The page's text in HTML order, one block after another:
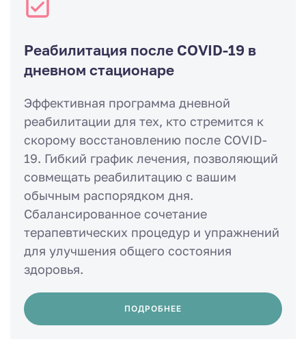
Реабилитация после COVID-19 в
дневном стационаре
Эффективная программа дневной
реабилитации для тех, кто стремится к
скорому восстановлению после COVID-
19. Гибкий график лечения, позволяющий
совмещать реабилитацию с вашим
обычным распорядком дня.
Сбалансированное сочетание
терапевтических процедур и упражнений
для улучшения общего состояния
здоровья.
ПОДРОБНЕЕ